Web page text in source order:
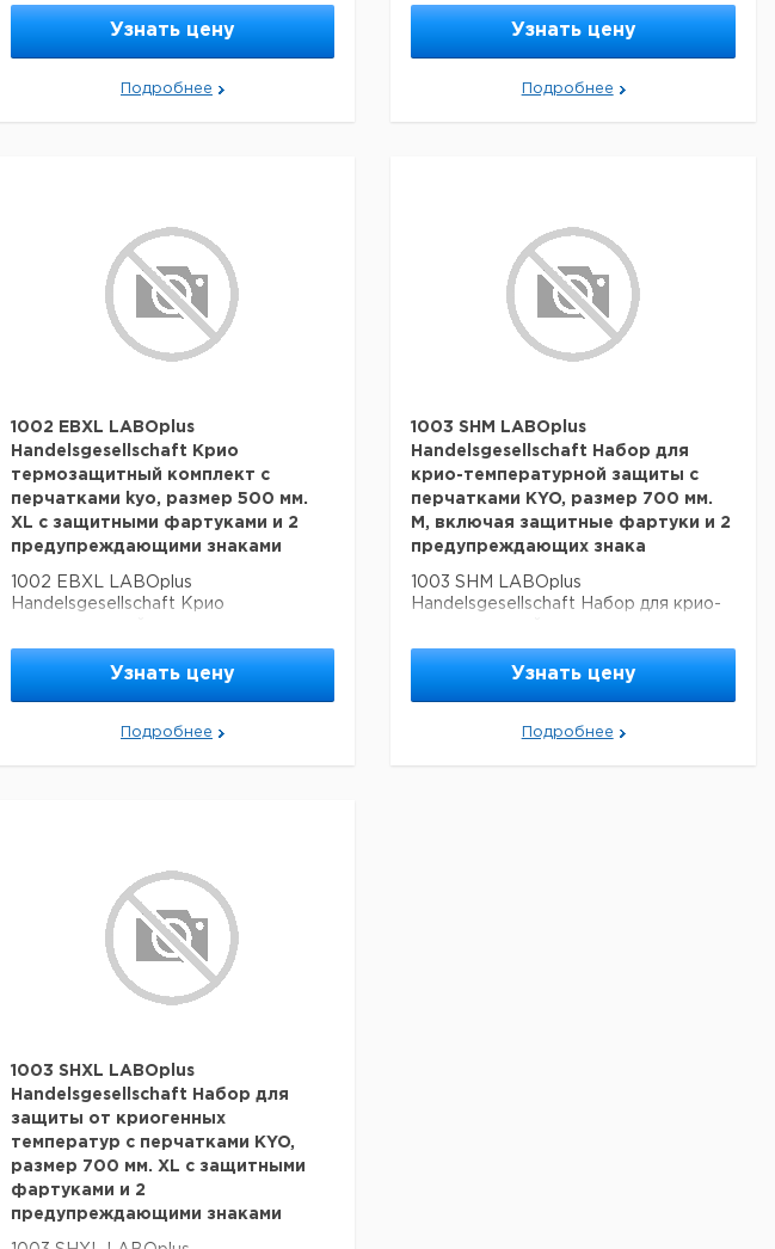
перчатками kyo, размер 400 мм. XL с
защитными фартуками и 2
Узнать цену
Подробнее
перчатками kyo, размер 500 мм. М,
включая защитные фартуки и 2
Узнать цену
Подробнее
1002 EBXL LABOplus
Handelsgesellschaft Крио
термозащитный комплект с
перчатками kyo, размер 500 мм.
XL с защитными фартуками и 2
предупреждающими знаками
1002 EBXL LABOplus
Handelsgesellschaft Крио
перчатками kyo, размер 500 мм. XL с
защитными фартуками и 2
Узнать цену
Подробнее
1003 SHM LABOplus
Handelsgesellschaft Набор для
крио-температурной защиты с
перчатками KYO, размер 700 мм.
М, включая защитные фартуки и 2
предупреждающих знака
1003 SHM LABOplus
Handelsgesellschaft Набор для крио-
KYO, размер 700 мм. М, включая
защитные фартуки и 2
Узнать цену
Подробнее
1003 SHXL LABOplus
Handelsgesellschaft Набор для
защиты от криогенных
температур с перчатками KYO,
размер 700 мм. XL с защитными
фартуками и 2
предупреждающими знаками